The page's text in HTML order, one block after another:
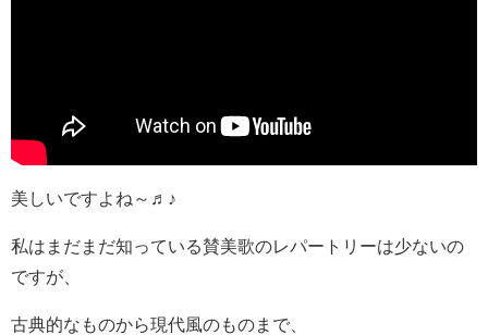
美しいですよね～♬♪
私はまだまだ知っている賛美歌のレパートリーは少ないの
ですが、
古典的なものから現代風のものまで、